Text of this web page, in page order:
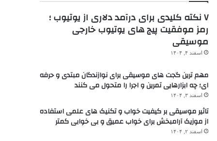
۷ نکته کلیدی برای درآمد دلاری از یوتیوب ؛
رمز موفقیت پیج های یوتیوب خارجی
موسیقی
اسفند ۴, ۱۴۰۴
مهم ترین گجت های موسیقی برای نوازندگان مبتدی و حرفه
ای؛ چه ابزارهایی تمرین و اجرا را متحول می کنند
اسفند ۳, ۱۴۰۴
تاثیر موسیقی بر کیفیت خواب و تکنیک های علمی استفاده
از موزیک آرامبخش برای خواب عمیق و بی خوابی کمتر
اسفند ۲, ۱۴۰۴